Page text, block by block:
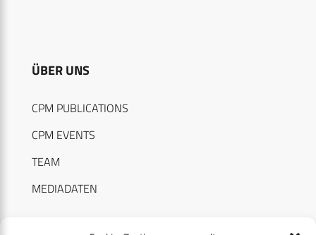
ÜBER UNS
CPM PUBLICATIONS
CPM EVENTS
TEAM
MEDIADATEN